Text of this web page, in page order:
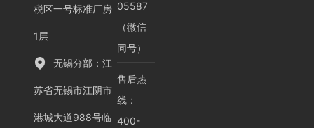
税区一号标准厂房
1层
无锡分部：江
苏省无锡市江阴市
港城大道988号临
05587
（微信
同号）
售后热
线：
400-